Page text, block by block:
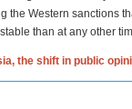
the Western sanctions
than at any other
the shift in public